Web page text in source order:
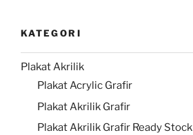
KATEGORI
Plakat Akrilik
Plakat Acrylic Grafir
Plakat Akrilik Grafir
Plakat Akrilik Grafir Ready Stock